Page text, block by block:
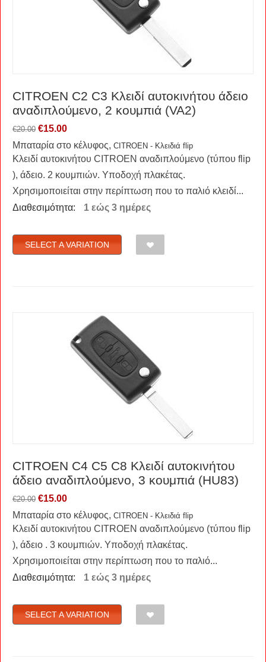
CITROEN C2 C3 Κλειδί αυτοκινήτου άδειο
αναδιπλούμενο, 2 κουμπιά (VA2)
€20.00 €15.00
Μπαταρία στο κέλυφος, CITROEN - Κλειδιά flip
Κλειδί αυτοκινήτου CITROEN αναδιπλούμενο (τύπου flip
), άδειο. 2 κουμπιών. Υποδοχή πλακέτας.
Χρησιμοποιείται στην περίπτωση που το παλιό κλειδί...
Διαθεσιμότητα:
1 εώς 3 ημέρες
SELECT A VARIATION
CITROEN C4 C5 C8 Κλειδί αυτοκινήτου
άδειο αναδιπλούμενο, 3 κουμπιά (HU83)
€20.00 €15.00
Μπαταρία στο κέλυφος, CITROEN - Κλειδιά flip
Κλειδί αυτοκινήτου CITROEN αναδιπλούμενο (τύπου flip
), άδειο . 3 κουμπιών. Υποδοχή πλακέτας.
Χρησιμοποιείται στην περίπτωση που το παλιό...
Διαθεσιμότητα:
1 εώς 3 ημέρες
SELECT A VARIATION